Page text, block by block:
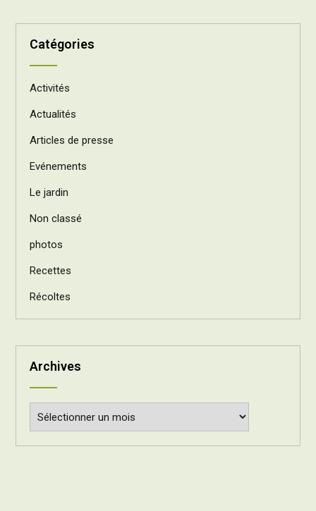
Catégories
Activités
Actualités
Articles de presse
Evénements
Le jardin
Non classé
photos
Recettes
Récoltes
Archives
Archives